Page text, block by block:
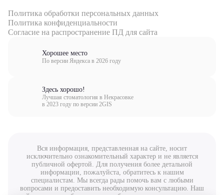
Политика обработки персональных данных
Политика конфиденциальности
Согласие на распространение ПД для сайта
Хорошее место
По версии Яндекса в 2026 году
Здесь хорошо!
Лучшая стоматология в Некрасовке
в 2023 году по версии 2GIS
Вся информация, представленная на сайте, носит
исключительно ознакомительный характер и не является
публичной офертой. Для получения более детальной
информации, пожалуйста, обратитесь к нашим
специалистам. Мы всегда рады помочь вам с любыми
вопросами и предоставить необходимую консультацию. Наш